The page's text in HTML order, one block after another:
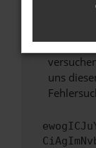
Wende
Wenn
hast,
uns